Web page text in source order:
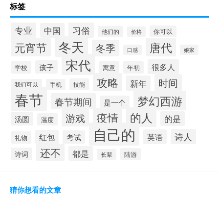
标签
专业 中国 习俗 他们的 价格 你可以
元宵节 冬天 冬季 口感 唐代 娘家
学校 孩子 宋代 寓意 年初 很多人
我们可以 手机 技能 攻略 新年 时间
春节 春节期间 是一个 梦幻西游
汤圆 温度 游戏 疫情 的人 的是
礼物 红包 考试 自己的 英语 诗人
诗词 还不 都是 长辈 陆游
猜你想看的文章